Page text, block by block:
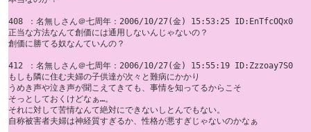
408 ：名無しさん＠七周年：2006/10/27(金) 15:53:25 ID:EnTfcOQx0
正当な方法なんて創価には通用しないんじゃないの？
創価に勝てる奴なんていんの？
412 ：名無しさん＠七周年：2006/10/27(金) 15:55:19 ID:Zzzoay7S0
もしも隣に住む夫婦の子供達が次々と難病にかかり
うめき声や泣き声が聞こえてきても、事情を知ってるからこそ
そっとしておくけどなぁ…。
それに対して苦情なんて絶対にできないしとんでもない。
自称被害者夫婦は神経質すぎるか、性格が悪すぎじゃないのかなぁ